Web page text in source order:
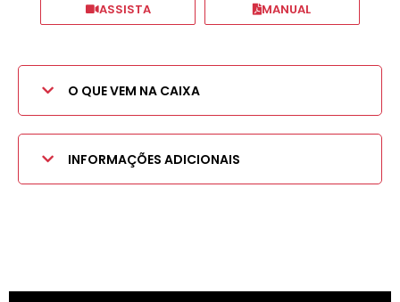
ASSISTA MANUAL
O QUE VEM NA CAIXA
INFORMAÇÕES ADICIONAIS